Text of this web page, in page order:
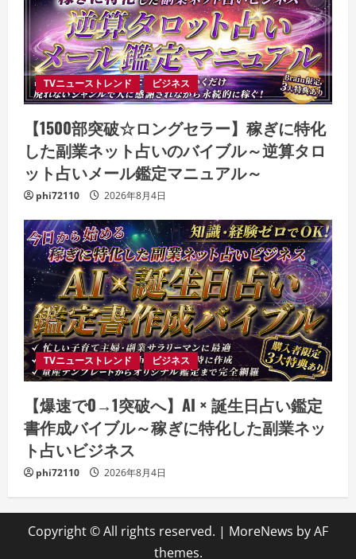
TVニューストレンド ビジネス
【1500部突破☆ロングセラー】稼ぎに特化
した副業ネット占いのバイブル～逆算タロ
ット占いメール鑑定マニュアル～
phi72110 2026年8月4日
TVニューストレンド ビジネス
【爆速で0→1突破へ】AI × 誕生日占い鑑定
書作成バイブル～稼ぎに特化した副業ネッ
ト占いビジネス
phi72110 2026年8月4日
Copyright © All rights reserved. | MoreNews by AF
themes.